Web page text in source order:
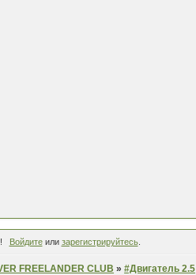
Войдитеили зарегистрируйтесь.
FREELANDER CLUB »#Двигатель 2.5